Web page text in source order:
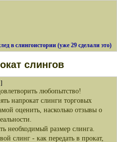
в слингоистории (уже 29 сделали это)
слингов
]
любопытство!
напрокат слинги торговых
оценить, насколько отзывы о
необходимый размер слинга.
слинг - как передать в прокат,